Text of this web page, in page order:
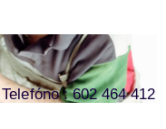
: 602 464 412